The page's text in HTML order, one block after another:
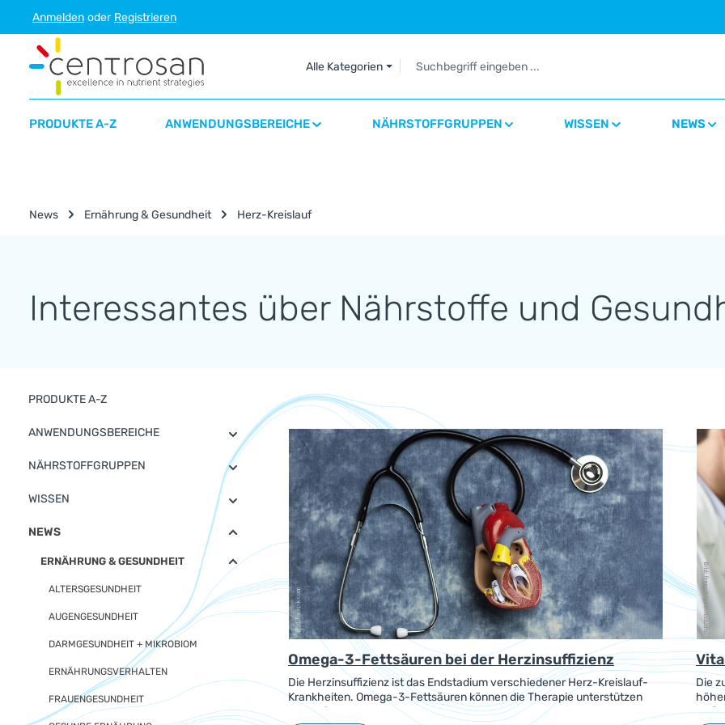
Hauptinhalt springen
Zur Suche springen
Zur Hauptnavigation springen
Anmelden oder Registrieren
Alle Kategorien
PRODUKTE A-Z ANWENDUNGSBEREICHE NÄHRSTOFFGRUPPEN WISSEN NEWS
News Ernährung & Gesundheit Herz-Kreislauf
Interessantes über Nährstoffe und
PRODUKTE A-Z
ANWENDUNGSBEREICHE
NÄHRSTOFFGRUPPEN
WISSEN
NEWS
ERNÄHRUNG & GESUNDHEIT
ALTERSGESUNDHEIT
AUGENGESUNDHEIT
DARMGESUNDHEIT + MIKROBIOM
ERNÄHRUNGSVERHALTEN
FRAUENGESUNDHEIT
Omega-3-Fettsäuren bei der Herzinsuffizienz
Die Herzinsuffizienz ist das Endstadium verschiedener Herz-Kreislauf-
Krankheiten. Omega-3-Fettsäuren können die Therapie unterstützen
und auf verschiedene Mechanismen einwirken, die an der
Die